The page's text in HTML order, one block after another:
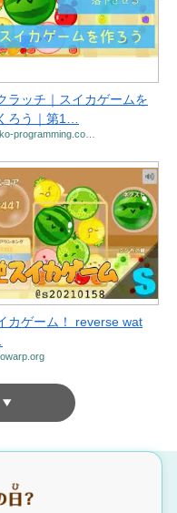
ラッチ｜スイカゲームを
ろう｜第1…
programming.co…
カゲーム！ reverse wat